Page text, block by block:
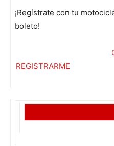
¡Regístrate con tu
boleto!